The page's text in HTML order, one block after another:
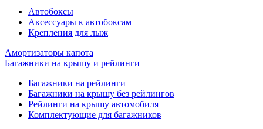
Автобоксы
Аксессуары к автобоксам
Крепления для лыж
Амортизаторы капота
Багажники на крышу и рейлинги
Багажники на рейлинги
Багажники на крышу без рейлингов
Рейлинги на крышу автомобиля
Комплектующие для багажников